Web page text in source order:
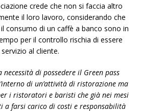
crede che non si faccia altro
il loro lavoro, considerando che
consumo di un caffè a banco sono in
per il controllo rischia di essere
al cliente.
necessità di possedere il Green pass
di un’attività di ristorazione ma
i ristoratori e baristi che già nei mesi
a farsi carico di costi e responsabilità